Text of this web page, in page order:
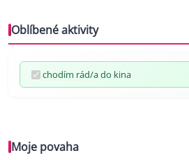
Oblíbené aktivity
chodím rád/a do kina
Moje povaha